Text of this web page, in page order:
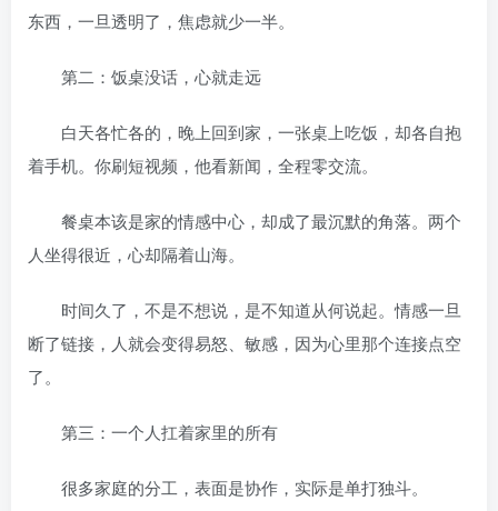
东西，一旦透明了，焦虑就少一半。
第二：饭桌没话，心就走远
白天各忙各的，晚上回到家，一张桌上吃饭，却各自抱
着手机。你刷短视频，他看新闻，全程零交流。
餐桌本该是家的情感中心，却成了最沉默的角落。两个
人坐得很近，心却隔着山海。
时间久了，不是不想说，是不知道从何说起。情感一旦
断了链接，人就会变得易怒、敏感，因为心里那个连接点空
了。
第三：一个人扛着家里的所有
很多家庭的分工，表面是协作，实际是单打独斗。